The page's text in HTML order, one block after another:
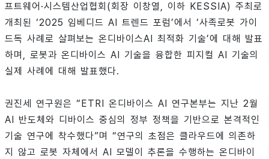
프트웨어·시스템산업협회(회장 이창열, 이하 KESSIA) 주최로
개최된 ‘2025 임베디드 AI 트렌드 포럼’에서 ‘사족로봇 가이
드독 사례로 살펴보는 온디바이스AI 최적화 기술’에 대해 발표
하며, 로봇과 온디바이스 AI 기술을 융합한 피지컬 AI 기술의
실제 사례에 대해 발표했다.
권진세 연구원은 “ETRI 온디바이스 AI 연구본부는 지난 2월
AI 반도체와 디바이스 중심의 정부 정책을 기반으로 본격적인
기술 연구에 착수했다”며 “연구의 초점은 클라우드에 의존하
지 않고 로봇 자체에서 AI 모델이 추론을 수행하는 온디바이